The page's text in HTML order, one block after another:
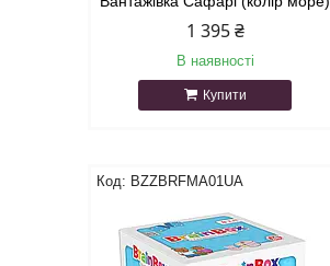
1 395 ₴
В наявності
Купити
BZZBRFMA01UA